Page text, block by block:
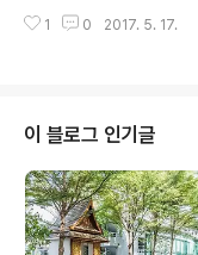
최대 80% 까지 해주는 곳을
는 사이트입니다! 특히 예약이
~80% 까지 세일 회원특가 상
하시길 바랍니다~ 그 밖에도
카테고리가 있었습니다 ^_^
러 보시기 바랍니다. 미국 인
스턴 플러스 선셋 스위트 리
스턴베스트웨스턴 레드 리버
1 0 2017. 5. 17.
이 블로그 인기글